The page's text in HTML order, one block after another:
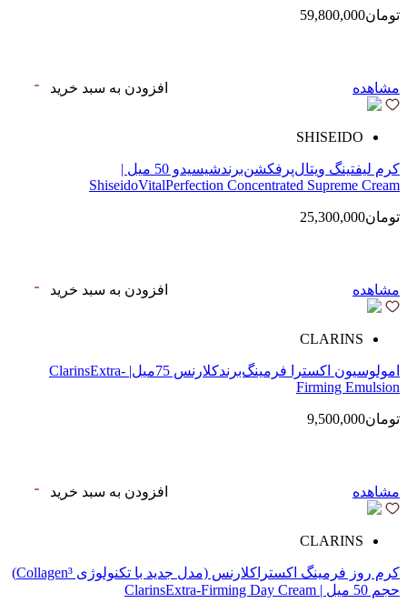
تومان59,800,000
مشاهده افزودن به سبد خرید
SHISEIDO
کرم لیفتینگ ویتال‌پرفکشن‌برندشیسیدو 50 میل |
ShiseidoVitalPerfection Concentrated Supreme Cream
تومان25,300,000
مشاهده افزودن به سبد خرید
CLARINS
امولوسیون اکسترا فرمینگ‌برندکلارنس 75میل| ClarinsExtra-
Firming Emulsion
تومان9,500,000
مشاهده افزودن به سبد خرید
CLARINS
کرم روز فرمینگ اکستراکلارنس (مدل جدید با تکنولوژی Collagen³)
حجم 50 میل | ClarinsExtra-Firming Day Cream